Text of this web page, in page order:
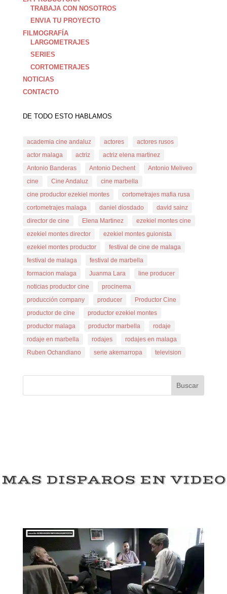
TRABAJA CON NOSOTROS
ENVIA TU PROYECTO
FILMOGRAFÍA
LARGOMETRAJES
SERIES
CORTOMETRAJES
NOTICIAS
CONTACTO
DE TODO ESTO HABLAMOS
academia cine andaluz actores
actores rusos
actor malaga
actriz
actriz elena martinez
Antonio Banderas
Antonio Dechent
Antonio Meliveo
cine
Cine Andaluz
cine marbella
cine productor ezekiel montes
cortometrajes mafia rusa
cortometrajes malaga
daniel diosdado
david sainz
director de cine
Elena Martinez
ezekiel montes cine
ezekiel montes director
ezekiel montes guionista
ezekiel montes productor
festival de cine de malaga
festival de malaga
festival de marbella
formacion malaga
Juanma Lara
line producer
noticias productor cine
procinema
producción company
producer
Productor Cine
productor de cine
productor ezekiel montes
productor malaga
productor marbella
rodaje
rodaje en marbella
rodajes
rodajes en malaga
Ruben Ochandiano
serie akemarropa television
Buscar
MAS DISPAROS EN VIDEO